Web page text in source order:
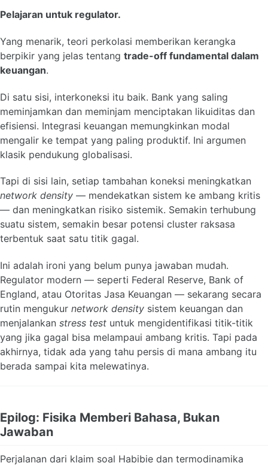
Pelajaran untuk regulator.
Yang menarik, teori perkolasi memberikan kerangka
berpikir yang jelas tentang trade-off fundamental dalam
keuangan.
Di satu sisi, interkoneksi itu baik. Bank yang saling
meminjamkan dan meminjam menciptakan likuiditas dan
efisiensi. Integrasi keuangan memungkinkan modal
mengalir ke tempat yang paling produktif. Ini argumen
klasik pendukung globalisasi.
Tapi di sisi lain, setiap tambahan koneksi meningkatkan
network density — mendekatkan sistem ke ambang kritis
— dan meningkatkan risiko sistemik. Semakin terhubung
suatu sistem, semakin besar potensi cluster raksasa
terbentuk saat satu titik gagal.
Ini adalah ironi yang belum punya jawaban mudah.
Regulator modern — seperti Federal Reserve, Bank of
England, atau Otoritas Jasa Keuangan — sekarang secara
rutin mengukur network density sistem keuangan dan
menjalankan stress test untuk mengidentifikasi titik-titik
yang jika gagal bisa melampaui ambang kritis. Tapi pada
akhirnya, tidak ada yang tahu persis di mana ambang itu
berada sampai kita melewatinya.
Epilog: Fisika Memberi Bahasa, Bukan
Jawaban
Perjalanan dari klaim soal Habibie dan termodinamika